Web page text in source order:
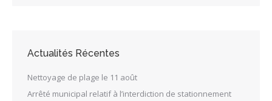
Actualités Récentes
Nettoyage de plage le 11 août
Arrêté municipal relatif à l’interdiction de stationnement